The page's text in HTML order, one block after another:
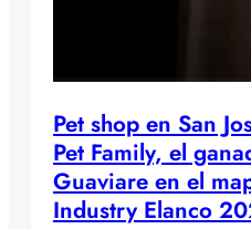
Pet shop en San
Pet Family, el
Guaviare en el
Industry Elanco